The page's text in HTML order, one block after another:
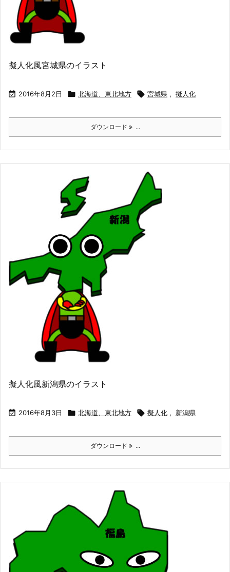
擬人化風宮城県のイラスト
 2016年8月2日  北海道、東北地方  宮城県 , 擬人化
ダウンロード ...
擬人化風新潟県のイラスト
 2016年8月3日  北海道、東北地方  擬人化 , 新潟県
ダウンロード ...